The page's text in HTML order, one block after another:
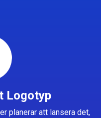
Logotyp
planerar att lansera det,